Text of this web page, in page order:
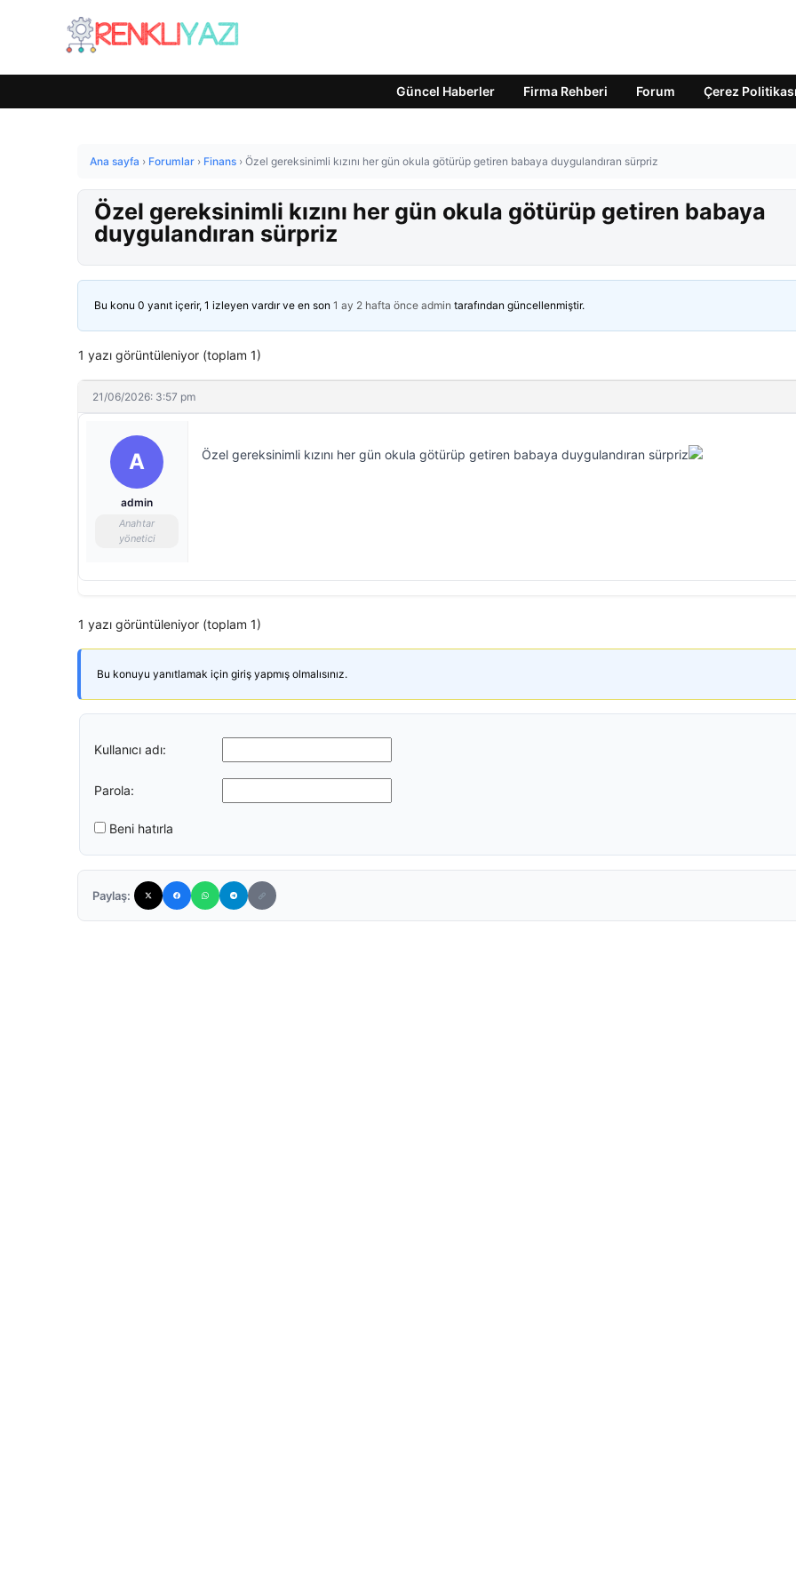
Güncel Haberler Firma Rehberi Forum Çerez Politikası
Ana sayfa › Forumlar › Finans › Özel gereksinimli kızını her gün okula götürüp getiren babaya duygulandıran sürpriz
Özel gereksinimli kızını her gün okula götürüp getiren babaya
duygulandıran sürpriz
Bu konu 0 yanıt içerir, 1 izleyen vardır ve en son 1 ay 2 hafta önce admin tarafından güncellenmiştir.
1 yazı görüntüleniyor (toplam 1)
21/06/2026: 3:57 pm
A
admin
Anahtar
yönetici
Özel gereksinimli kızını her gün okula götürüp getiren babaya duygulandıran sürpriz
1 yazı görüntüleniyor (toplam 1)
Bu konuyu yanıtlamak için giriş yapmış olmalısınız.
Kullanıcı adı:
Parola:
Beni hatırla
Paylaş: